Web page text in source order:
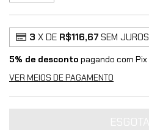
3 X DE R$116,67 SEM JUROS
5% de desconto pagando com Pix
VER MEIOS DE PAGAMENTO